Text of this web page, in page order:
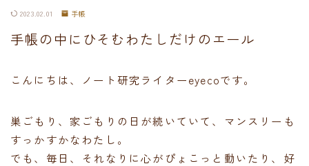
2023.02.01 手帳
手帳の中にひそむわたしだけのエール
こんにちは、ノート研究ライターeyecoです。
巣ごもり、家ごもりの日が続いていて、マンスリーも
すっかすかなわたし。
でも、毎日、それなりに心がぴょこっと動いたり、好